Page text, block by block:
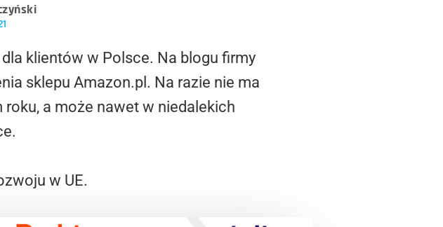
klientów w Polsce. Na blogu firmy
sklepu Amazon.pl. Na razie nie ma
a może nawet w niedalekich
w UE.